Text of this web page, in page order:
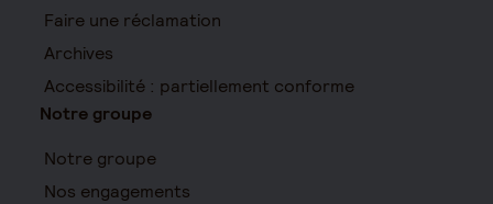
Faire une réclamation
Archives
Accessibilité : partiellement conforme
Notre groupe
Notre groupe
Nos engagements